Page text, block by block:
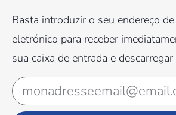
Basta introduzir o seu endereço
eletrónico para receber
sua caixa de entrada e